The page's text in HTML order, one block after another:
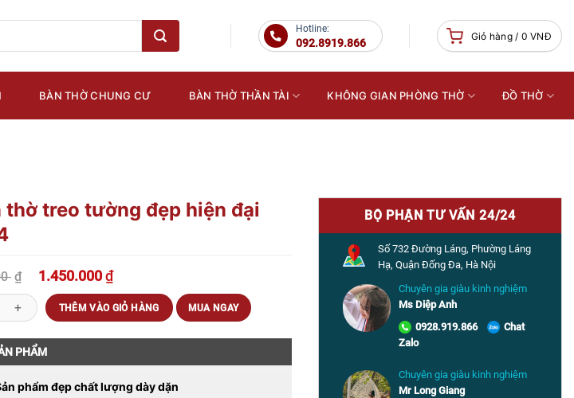
Hotline:
092.8919.866
Giỏ hàng / 0VNĐ
BÀN THỜ CHUNG CƯ BÀN THỜ THẦN TÀI KHÔNG GIAN PHÒNG THỜ ĐỒ THỜ
BỘ PHẬN TƯ VẤN 24/24
Số 732 Đường Láng, Phường Láng
Hạ, Quận Đống Đa, Hà Nội
Chuyên gia giàu kinh nghiệm
Ms Diệp Anh
0928.919.866
Chat
Zalo
Chuyên gia giàu kinh nghiệm
Mr Long Giang
thờ treo tường đẹp hiện đại
₫
Giá
gốc
là:
2.450.000 ₫.
1.450.000₫Giá
hiện
tại
là:
PHẨM
phẩm đẹp chất lượng dày dặn
tường đẹp hiện đại BTT1004 số lượng
THÊM VÀO GIỎ HÀNG MUA NGAY